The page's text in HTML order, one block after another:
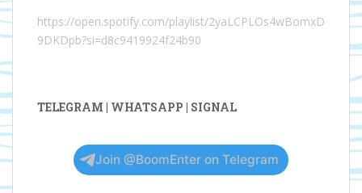
https://open.spotify.com/playlist/2yaLCPLOs4wBomxD
9DKDpb?si=d8c9419924f24b90
TELEGRAM | WHATSAPP | SIGNAL
Join @BoomEnter on Telegram